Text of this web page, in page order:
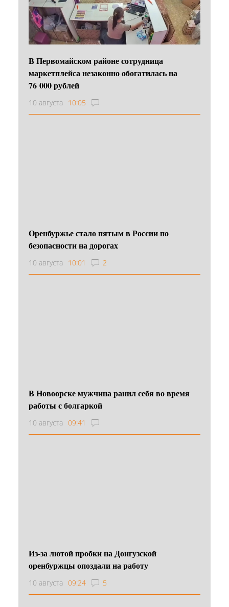
В Первомайском районе сотрудница
маркетплейса незаконно обогатилась на
76 000 рублей
10 августа 10:05
Оренбуржье стало пятым в России по
безопасности на дорогах
10 августа 10:01 2
В Новоорске мужчина ранил себя во время
работы с болгаркой
10 августа 09:41
Из-за лютой пробки на Донгузской
оренбуржцы опоздали на работу
10 августа 09:24 5